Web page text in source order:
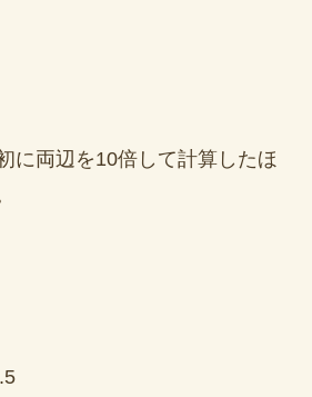
両辺を10倍して計算したほ